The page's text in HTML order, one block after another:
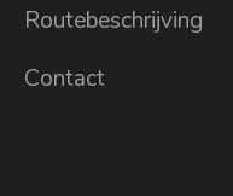
Routebeschrijving
Contact